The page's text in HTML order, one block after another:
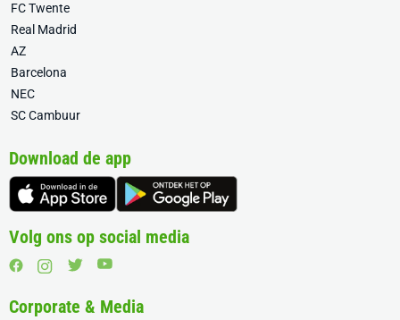
FC Twente
Real Madrid
AZ
Barcelona
NEC
SC Cambuur
Download de app
Volg ons op social media
Corporate & Media